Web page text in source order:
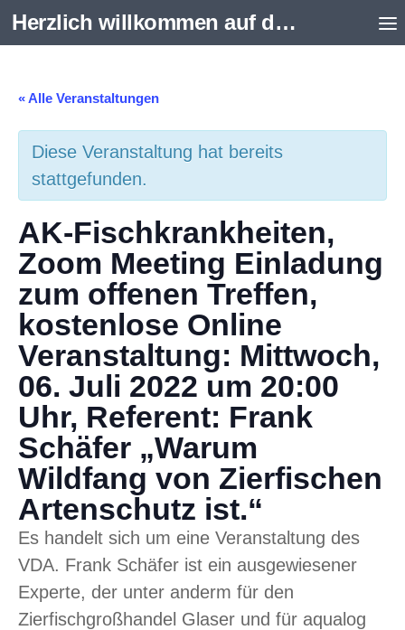
Zum Inhalt springen Herzlich willkommen auf der Internetseite des Aquarienvereins Scalare e.V. Schweinfurt
« Alle Veranstaltungen
Diese Veranstaltung hat bereits
stattgefunden.
AK-Fischkrankheiten,
Zoom Meeting Einladung
zum offenen Treffen,
kostenlose Online
Veranstaltung: Mittwoch,
06. Juli 2022 um 20:00
Uhr, Referent: Frank
Schäfer „Warum
Wildfang von Zierfischen
Artenschutz ist.“
Es handelt sich um eine Veranstaltung des
VDA. Frank Schäfer ist ein ausgewiesener
Experte, der unter anderm für den
Zierfischgroßhandel Glaser und für aqualog